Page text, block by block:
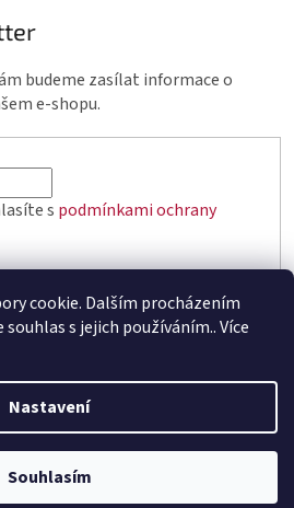
cookie. Dalším procházením
s jejich používáním.. Více
Nastavení
Souhlasím
budeme zasílat informace o
e-shopu.
s podmínkami ochrany
Vytvořil Shoptet
elektrik.cz. Všechna práva
vyhrazena.